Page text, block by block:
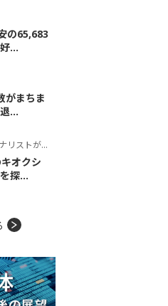
の65,683
...
がまちま
...
くテーマの本質
オクシ
探...